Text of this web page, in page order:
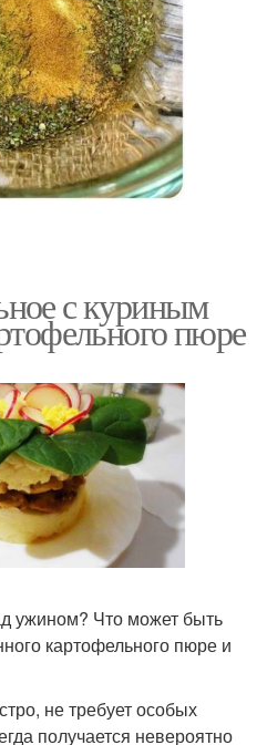
с куриным
пюре
ужином? Что может быть
картофельного пюре и
не требует особых
получается невероятно